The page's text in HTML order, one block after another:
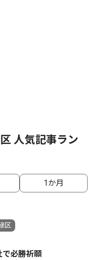
人気記事ラン
1か月
区
で必勝祈願